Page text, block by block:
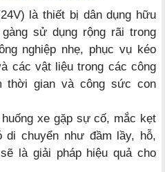
là thiết bị dân dụng hữu
sử dụng rộng rãi trong
nghiệp nhẹ, phục vụ kéo
các vật liệu trong các công
thời gian và công sức con
xe gặp sự cố, mắc kẹt
chuyển như đầm lầy, hỗ,
là giải pháp hiệu quả cho